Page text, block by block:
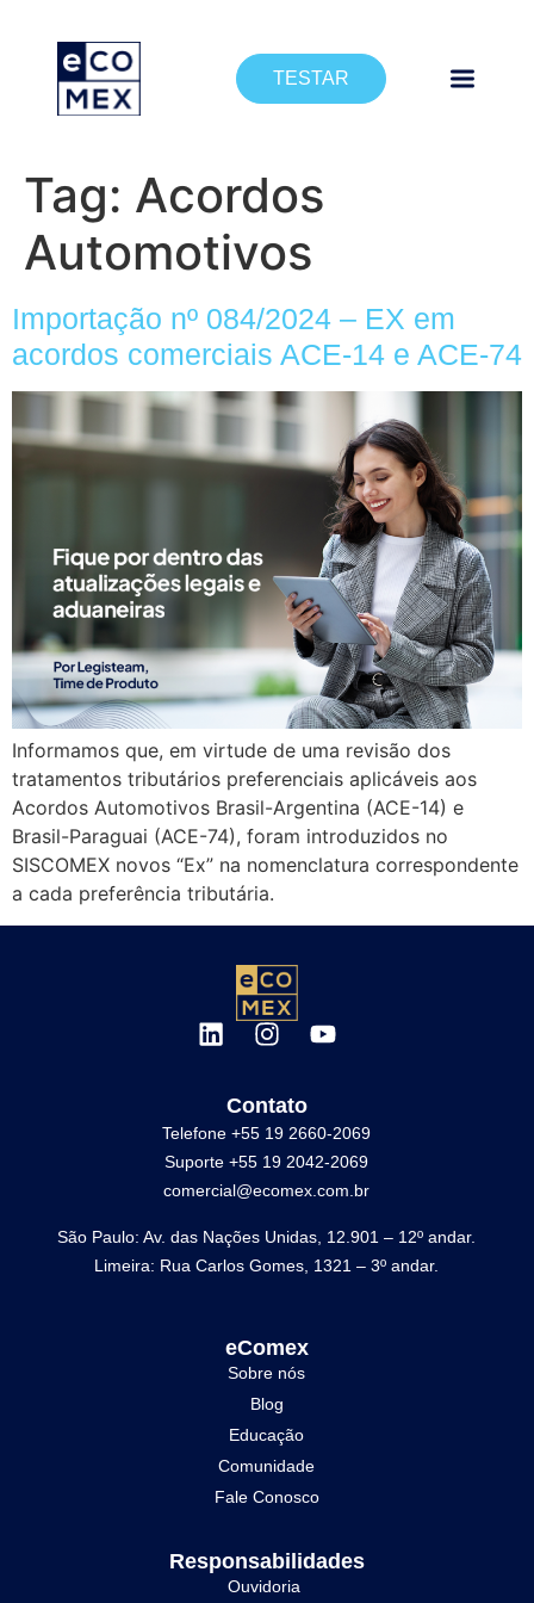
TESTAR
Tag: Acordos
Automotivos
Importação nº 084/2024 – EX em
acordos comerciais ACE-14 e ACE-74
Informamos que, em virtude de uma revisão dos
tratamentos tributários preferenciais aplicáveis aos
Acordos Automotivos Brasil-Argentina (ACE-14) e
Brasil-Paraguai (ACE-74), foram introduzidos no
SISCOMEX novos “Ex” na nomenclatura correspondente
a cada preferência tributária.
Contato
Telefone +55 19 2660-2069
Suporte +55 19 2042-2069
comercial@ecomex.com.br
São Paulo: Av. das Nações Unidas, 12.901 – 12º andar.
Limeira: Rua Carlos Gomes, 1321 – 3º andar.
eComex
Sobre nós
Blog
Educação
Comunidade
Fale Conosco
Responsabilidades
Ouvidoria